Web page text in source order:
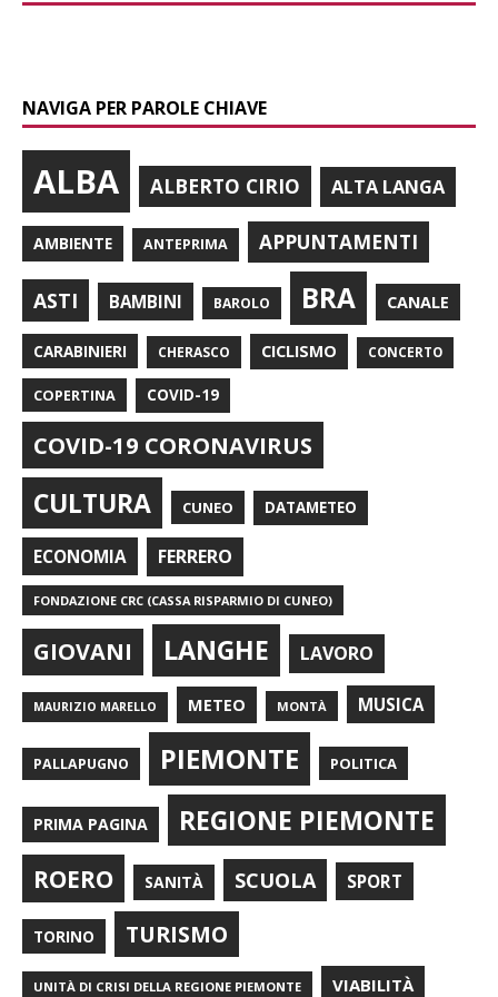
NAVIGA PER PAROLE CHIAVE
ALBA ALBERTO CIRIO ALTA LANGA
AMBIENTE ANTEPRIMA APPUNTAMENTI
ASTI BAMBINI BAROLO BRA CANALE
CARABINIERI CHERASCO CICLISMO CONCERTO
COPERTINA COVID-19
COVID-19 CORONAVIRUS
CULTURA CUNEO DATAMETEO
ECONOMIA FERRERO
FONDAZIONE CRC (CASSA RISPARMIO DI CUNEO)
GIOVANI LANGHE LAVORO
MAURIZIO MARELLO METEO MONTÀ MUSICA
PALLAPUGNO PIEMONTE POLITICA
PRIMA PAGINA REGIONE PIEMONTE
ROERO SANITÀ SCUOLA SPORT
TORINO TURISMO
UNITÀ DI CRISI DELLA REGIONE PIEMONTE VIABILITÀ